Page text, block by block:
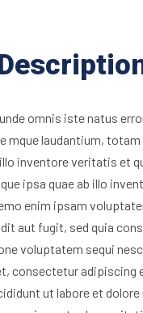
omnis iste natus
mque laudantium, totam
illo inventore veritatis et
ipsa quae ab illo
enim ipsam
aut fugit, sed quia
voluptatem sequi
consectetur adipiscing
ut labore et dolore